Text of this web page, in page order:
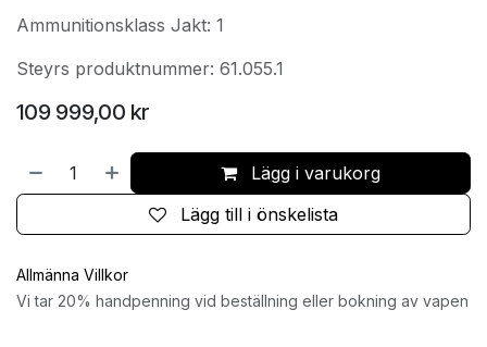
Ammunitionsklass Jakt: 1
Steyrs produktnummer: 61.055.1
109 999,00 kr
Lägg i varukorg
Lägg till i önskelista
Allmänna Villkor
Vi tar 20% handpenning vid beställning eller bokning av vapen